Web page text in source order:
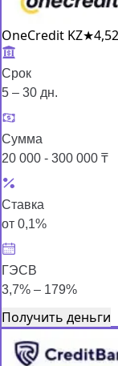
OneCredit KZ★4,5
Срок
5 – 30 дн.
Сумма
20 000 - 300 000 ₸
Ставка
от 0,1%
ГЭСВ
3,7% – 179%
Получить деньги